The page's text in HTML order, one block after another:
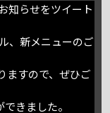
知らせをツイート
、新メニューのご
ますので、ぜひご
できました。